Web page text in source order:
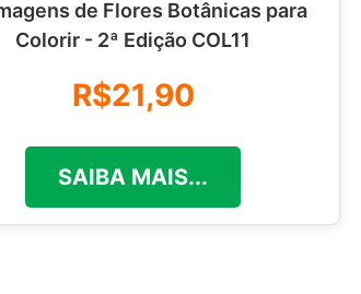
de Flores Botânicas para
Colorir - 2ª Edição COL11
R$21,90
SAIBA MAIS...